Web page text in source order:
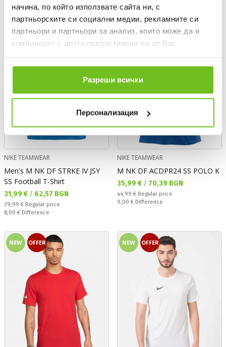
начина, по който използвате сайта ни, с
партньорските си социални медии, рекламните си
партньори и партньори за анализ, които може да я
комбинират с друга предоставена им от Вас
ползването от Ваша страна на услугите им.
Разреши всички
Персонализация
NEW OFFER
NIKE TEAMWEAR
Men's M NK DF STRKE IV JSY
SS Football T-Shirt
Текуща цена:
31,99 € / 62,57 BGN
Regular price:
39,99 € Regular price
Спестявате:
8,00 € Difference
NEW OFFER
NIKE TEAMWEAR
M NK DF ACDPR24 SS POLO K
Текуща цена:
35,99 € / 70,39 BGN
Regular price:
44,99 € Regular price
Спестявате:
9,00 € Difference
NEW OFFER NEW OFFER